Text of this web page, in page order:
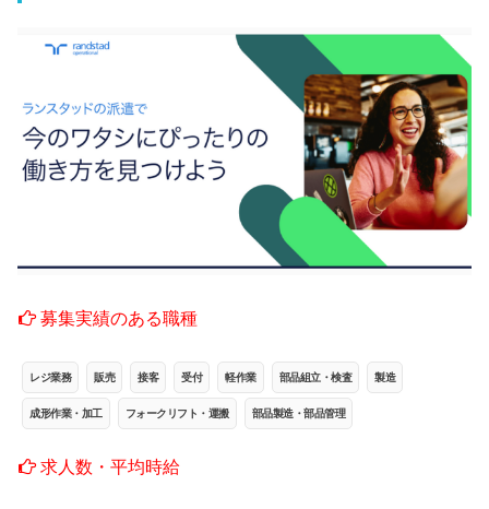
募集実績のある職種
レジ業務 販売 接客 受付 軽作業 部品組立・検査 製造
成形作業・加工 フォークリフト・運搬 部品製造・部品管理
求人数・平均時給